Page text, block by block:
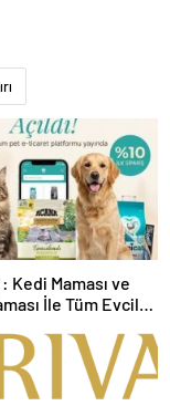
Kedi Maması ve
İle Tüm Evcil